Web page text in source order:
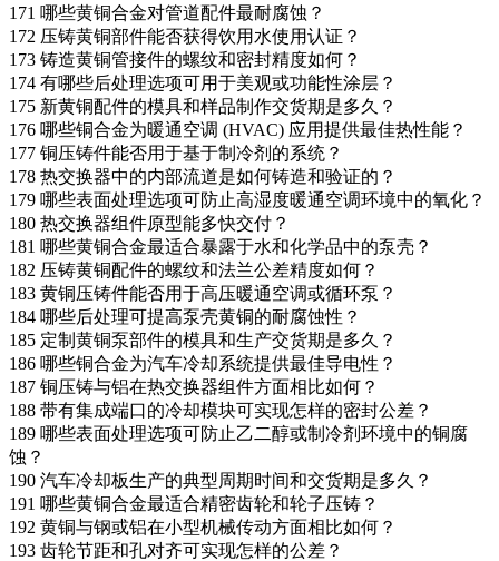
171 哪些黄铜合金对管道配件最耐腐蚀？
172 压铸黄铜部件能否获得饮用水使用认证？
173 铸造黄铜管接件的螺纹和密封精度如何？
174 有哪些后处理选项可用于美观或功能性涂层？
175 新黄铜配件的模具和样品制作交货期是多久？
176 哪些铜合金为暖通空调 (HVAC) 应用提供最佳热性能？
177 铜压铸件能否用于基于制冷剂的系统？
178 热交换器中的内部流道是如何铸造和验证的？
179 哪些表面处理选项可防止高湿度暖通空调环境中的氧化？
180 热交换器组件原型能多快交付？
181 哪些黄铜合金最适合暴露于水和化学品中的泵壳？
182 压铸黄铜配件的螺纹和法兰公差精度如何？
183 黄铜压铸件能否用于高压暖通空调或循环泵？
184 哪些后处理可提高泵壳黄铜的耐腐蚀性？
185 定制黄铜泵部件的模具和生产交货期是多久？
186 哪些铜合金为汽车冷却系统提供最佳导电性？
187 铜压铸与铝在热交换器组件方面相比如何？
188 带有集成端口的冷却模块可实现怎样的密封公差？
189 哪些表面处理选项可防止乙二醇或制冷剂环境中的铜腐
蚀？
190 汽车冷却板生产的典型周期时间和交货期是多久？
191 哪些黄铜合金最适合精密齿轮和轮子压铸？
192 黄铜与钢或铝在小型机械传动方面相比如何？
193 齿轮节距和孔对齐可实现怎样的公差？